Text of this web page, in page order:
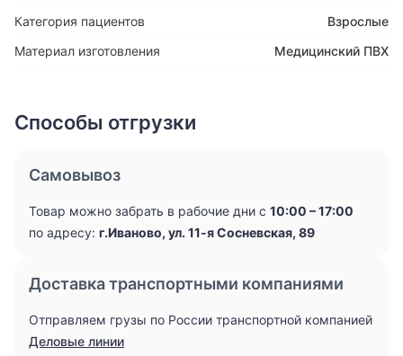
Категория пациентов
Взрослые
Материал изготовления
Медицинский ПВХ
Способы отгрузки
Самовывоз
Товар можно забрать в рабочие дни с 10:00 – 17:00
по адресу: г.Иваново, ул. 11-я Сосневская, 89
Доставка транспортными компаниями
Отправляем грузы по России транспортной компанией
Деловые линии